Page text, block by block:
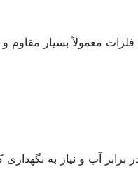
معمولاً بسیار مقاوم
برابر آب و نیاز به